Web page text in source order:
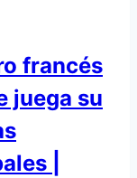
francés
juega su
|